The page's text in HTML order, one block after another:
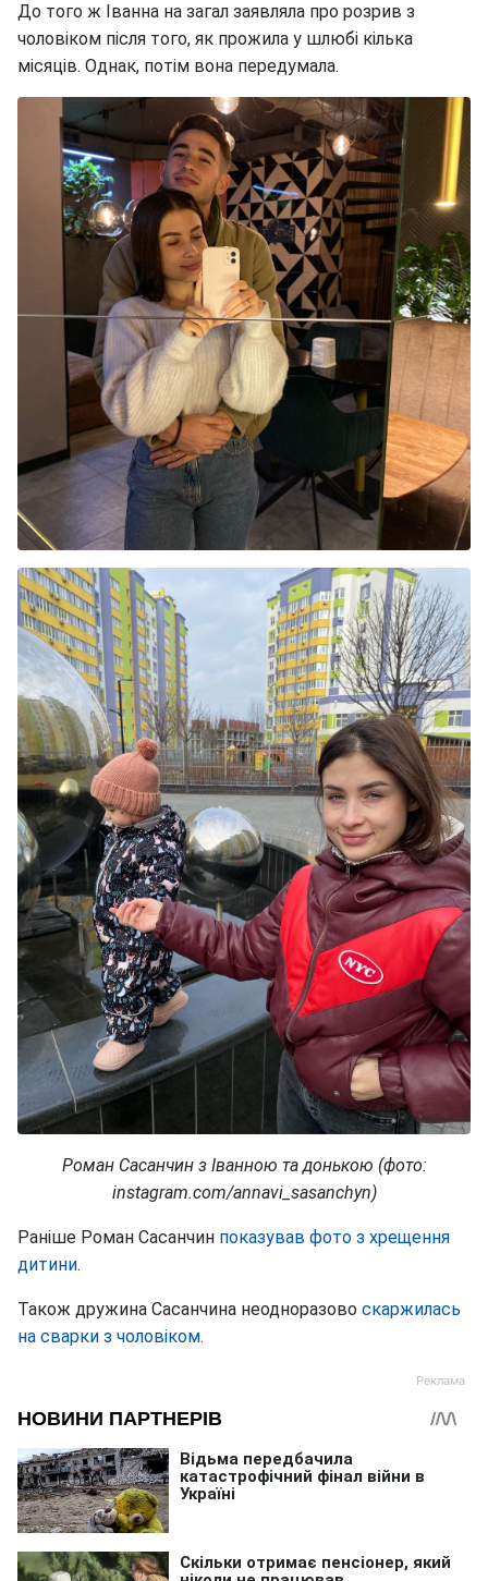
До того ж Іванна на загал заявляла про розрив з
чоловіком після того, як прожила у шлюбі кілька
місяців. Однак, потім вона передумала.
Роман Сасанчин з Іванною та донькою (фото:
instagram.com/annavi_sasanchyn)
Раніше Роман Сасанчин показував фото з хрещення
дитини.
Також дружина Сасанчина неодноразово скаржилась
на сварки з чоловіком.